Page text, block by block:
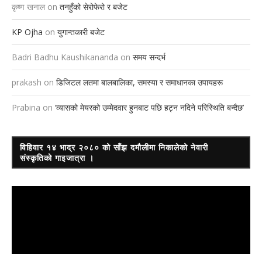
कृष्ण खनाल on तनहुँको सेरोफेरो र बजेट
KP Ojha on युगान्तकारी बजेट
Badri Badhu Kaushikananda on समय सन्दर्भ
prakash on डिजिटल लतमा बालबालिका, समस्या र समाधानका उपायहरू
Prabina on ‘व्यासको मेयरको उम्मेदवार हुनबाट पछि हट्न नदिने परिस्थिति बन्दैछ’
विहिवार १४ भाद्र २०८० को साँझ दमौलीमा निकालेको नेवारी
संस्कृतिको गाइजात्रा ।